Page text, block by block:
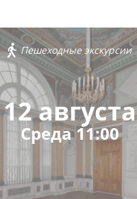
Пешеходные экскурсии
12 августа
Среда 11:00